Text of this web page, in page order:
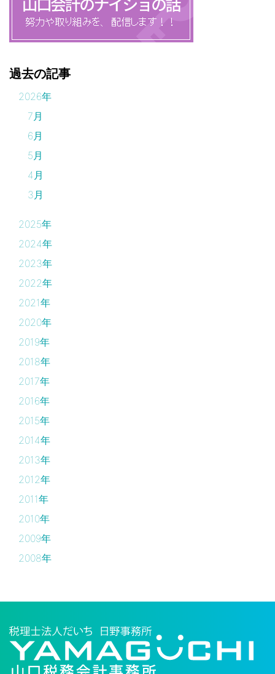
過去の記事
2026年
7月
6月
5月
4月
3月
2025年
2024年
2023年
2022年
2021年
2020年
2019年
2018年
2017年
2016年
2015年
2014年
2013年
2012年
2011年
2010年
2009年
2008年